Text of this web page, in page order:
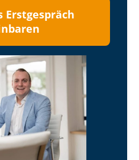
Erstgespräch